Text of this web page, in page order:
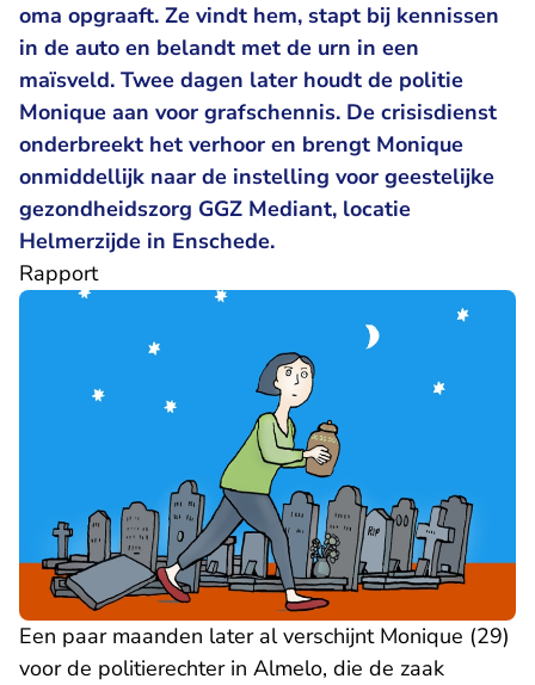
oma opgraaft. Ze vindt hem, stapt bij kennissen
in de auto en belandt met de urn in een
maïsveld. Twee dagen later houdt de politie
Monique aan voor grafschennis. De crisisdienst
onderbreekt het verhoor en brengt Monique
onmiddellijk naar de instelling voor geestelijke
gezondheidszorg GGZ Mediant, locatie
Helmerzijde in Enschede.
Rapport
Een paar maanden later al verschijnt Monique (29)
voor de politierechter in Almelo, die de zaak